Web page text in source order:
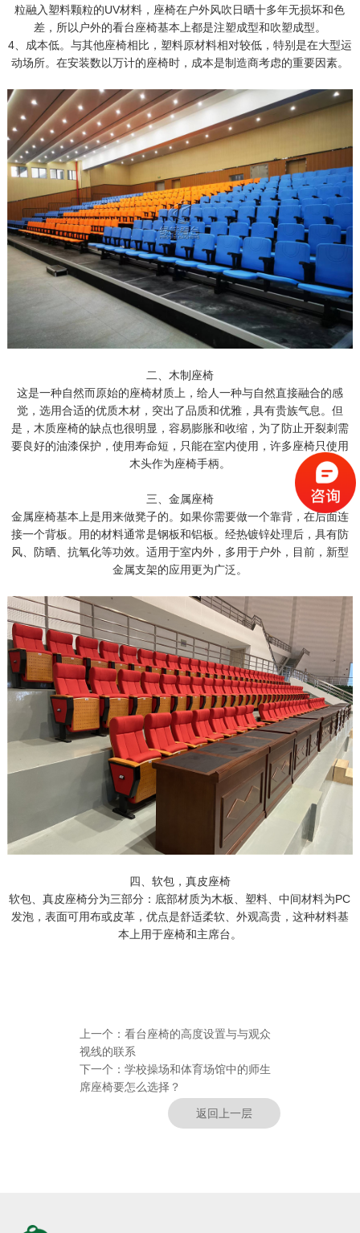
粒融入塑料颗粒的UV材料，座椅在户外风吹日晒十多年无损坏和色
差，所以户外的看台座椅基本上都是注塑成型和吹塑成型。
4、成本低。与其他座椅相比，塑料原材料相对较低，特别是在大型运
动场所。在安装数以万计的座椅时，成本是制造商考虑的重要因素。
二、木制座椅
这是一种自然而原始的座椅材质上，给人一种与自然直接融合的感
觉，选用合适的优质木材，突出了品质和优雅，具有贵族气息。但
是，木质座椅的缺点也很明显，容易膨胀和收缩，为了防止开裂刺需
要良好的油漆保护，使用寿命短，只能在室内使用，许多座椅只使用
木头作为座椅手柄。
三、金属座椅
金属座椅基本上是用来做凳子的。如果你需要做一个靠背，在后面连
接一个背板。用的材料通常是钢板和铝板。经热镀锌处理后，具有防
风、防晒、抗氧化等功效。适用于室内外，多用于户外，目前，新型
金属支架的应用更为广泛。
四、软包，真皮座椅
软包、真皮座椅分为三部分：底部材质为木板、塑料、中间材料为PC
发泡，表面可用布或皮革，优点是舒适柔软、外观高贵，这种材料基
本上用于座椅和主席台。
上一个： 看台座椅的高度设置与与观众
视线的联系
下一个： 学校操场和体育场馆中的师生
席座椅要怎么选择？
返回上一层